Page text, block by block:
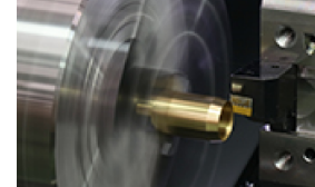
プライバシーポリシー